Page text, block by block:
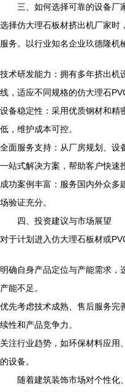
三、如何选择可靠的设备
选择仿大理石板材挤出机厂家时
服务。以行业知名企业玖德隆机
技术研发能力：拥有多年挤出机
线，适应不同规格的仿大理石
设备稳定性：采用优质钢材和精
低，维护成本可控。
全面服务支持：从厂房规划、设
一站式解决方案，帮助客户快速
成功案例丰富：服务国内外众多
场验证充分。
四、投资建议与市场展望
对于计划进入仿大理石板材或
明确自身产品定位与产能需求，
产能不足。
优先考虑技术成熟、售后服务完
续性和产品竞争力。
关注行业趋势，如环保材料应用
的设备。
随着建筑装饰市场对个性化